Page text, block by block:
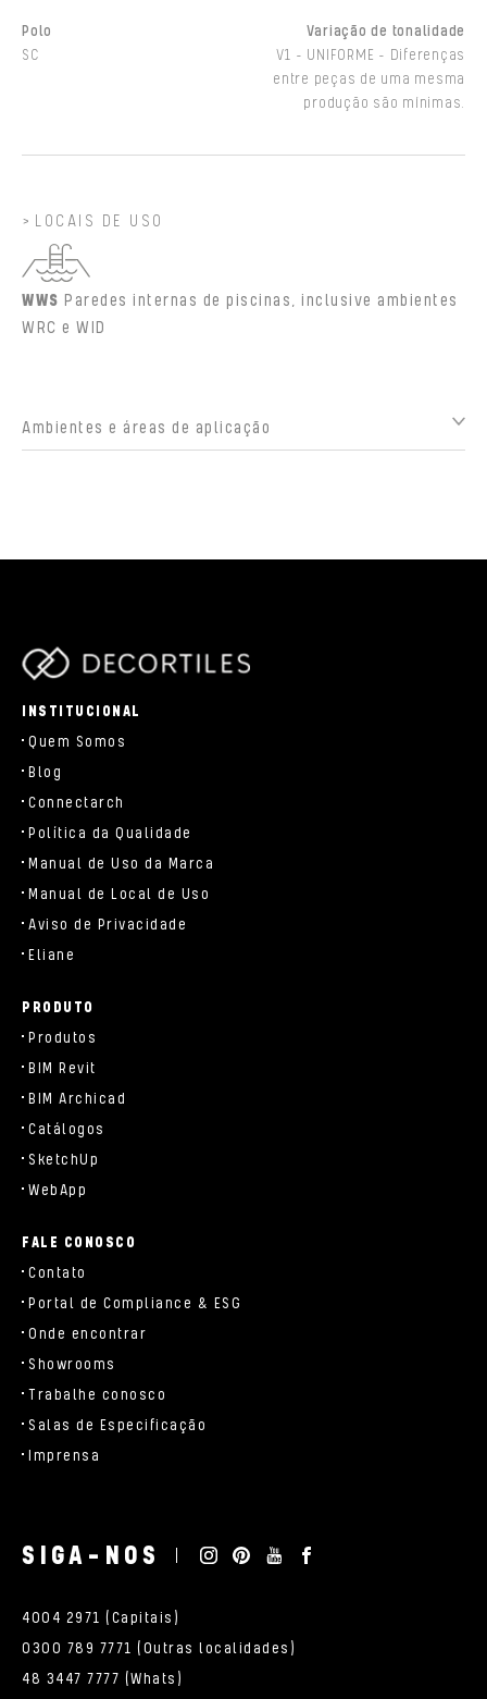
Polo
SC
Variação de tonalidade
V1 - UNIFORME - Diferenças
entre peças de uma mesma
produção são mínimas.
LOCAIS DE USO
WWS Paredes internas de piscinas, inclusive ambientes
WRC e WID
Ambientes e áreas de aplicação
INSTITUCIONAL
Quem Somos
Blog
Connectarch
Política da Qualidade
Manual de Uso da Marca
Manual de Local de Uso
Aviso de Privacidade
Eliane
PRODUTO
Produtos
BIM Revit
BIM Archicad
Catálogos
SketchUp
WebApp
FALE CONOSCO
Contato
Portal de Compliance & ESG
Onde encontrar
Showrooms
Trabalhe conosco
Salas de Especificação
Imprensa
SIGA-NOS
4004 2971 (Capitais)
0300 789 7771 (Outras localidades)
48 3447 7777 (Whats)